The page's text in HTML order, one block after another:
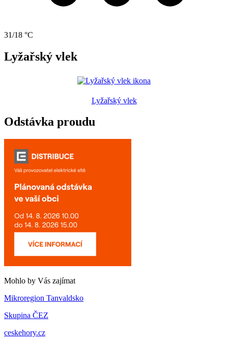
31/18 °C
Lyžařský vlek
Lyžařský vlek
Odstávka proudu
Mohlo by Vás zajímat
Mikroregion Tanvaldsko
Skupina ČEZ
ceskehory.cz